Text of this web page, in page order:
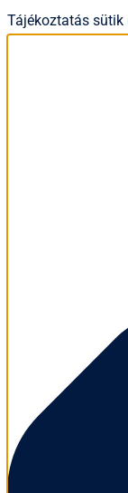
Tájékoztatás sütik